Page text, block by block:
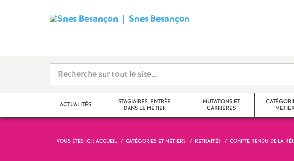
Snes Besançon
d
i
c
ACTUALITÉS
STAGIAIRES, ENTRÉE
DANS LE MÉTIER
MUTATIONS ET
CARRIÈRES
VOUS ÊTES ICI : ACCUEIL CATÉGORIES ET MÉTIERS RETRAITÉS COMPTE RENDU DE LA